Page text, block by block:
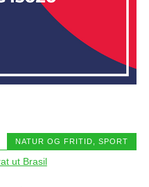
NATUR OG FRITID ,SPORT
ut Brasil